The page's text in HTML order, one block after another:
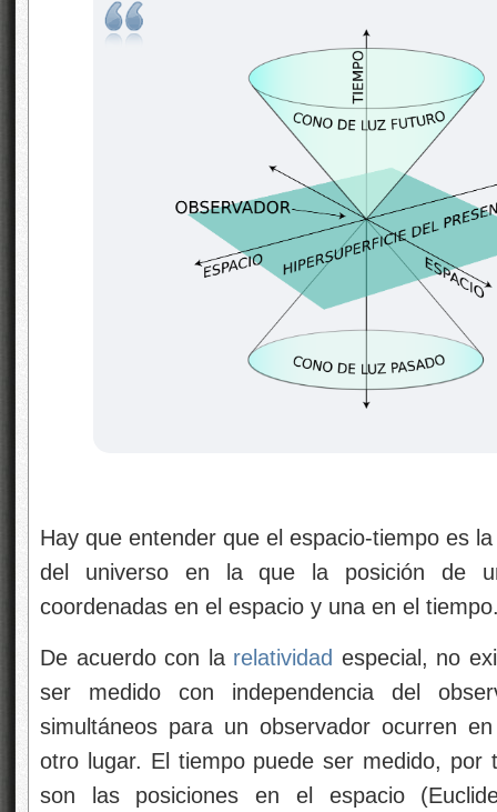
Hay que entender que el espacio-tiempo es
del universo en la que la posición de
coordenadas en el espacio y una en el
De acuerdo con la relatividad especial, no
ser medido con independencia del
simultáneos para un observador ocurren
otro lugar. El tiempo puede ser medido, por
son las posiciones en el espacio